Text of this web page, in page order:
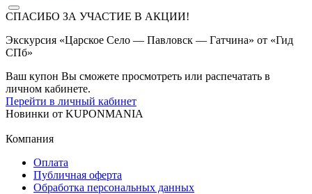
СПАСИБО ЗА УЧАСТИЕ В АКЦИИ!
Экскурсия «Царское Село — Павловск — Гатчина» от «Гид
СПб»
Ваш купон Вы сможете просмотреть или распечатать в
личном кабинете.
Перейти в личный кабинет
Новинки от KUPONMANIA
Компания
Оплата
Публичная оферта
Обработка персональных данных